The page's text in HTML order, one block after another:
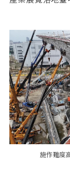
施作難度